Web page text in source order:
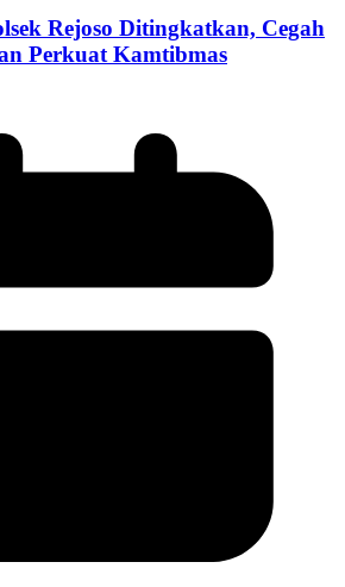
Rejoso Ditingkatkan, Cegah
Perkuat Kamtibmas